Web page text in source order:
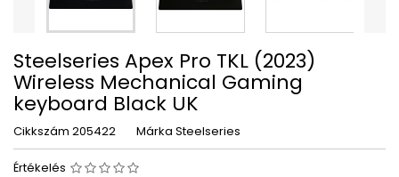
Steelseries Apex Pro TKL (2023)
Wireless Mechanical Gaming
keyboard Black UK
Cikkszám 205422 Márka Steelseries
Értékelés